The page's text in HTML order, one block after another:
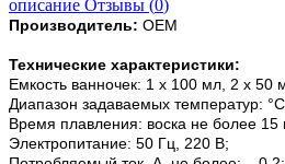
описание Отзывы (0)
Производитель: OEM
Технические характеристики:
Емкость ванночек: 1 х 100 мл, 2 х 50
Диапазон задаваемых температур:
Время плавления: воска не более 15
Электропитание: 50 Гц, 220 В;